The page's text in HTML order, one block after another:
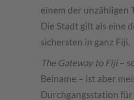
einem der unzähligen
Die Stadt gilt als eine
sichersten in ganz Fiji.
The Gateway to Fiji–
Beiname – ist aber
Durchgangsstation für